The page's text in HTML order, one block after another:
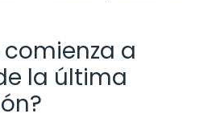
comienza a
la última